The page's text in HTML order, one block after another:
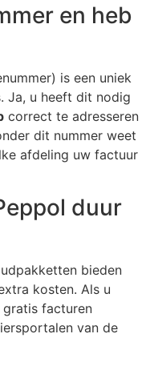
en heb
is een uniek
Ja, u heeft dit nodig
correct te adresseren
dit nummer weet
afdeling uw factuur
duur
bieden
kosten. Als u
facturen
van de